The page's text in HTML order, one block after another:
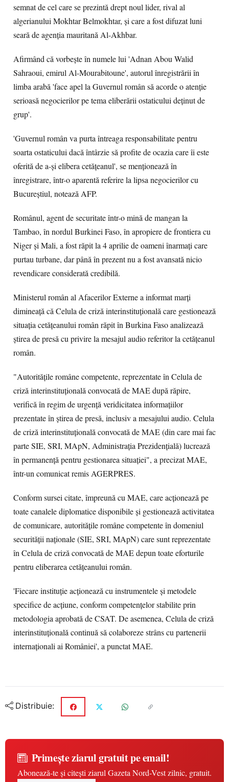
semnat de cel care se prezintă drept noul lider, rival al
algerianului Mokhtar Belmokhtar, și care a fost difuzat luni
seară de agenția mauritană Al-Akhbar.
Afirmând că vorbește în numele lui 'Adnan Abou Walid
Sahraoui, emirul Al-Mourabitoune', autorul înregistrării în
limba arabă 'face apel la Guvernul român să acorde o atenție
serioasă negocierilor pe tema eliberării ostaticului deținut de
grup'.
'Guvernul român va purta întreaga responsabilitate pentru
soarta ostaticului dacă întârzie să profite de ocazia care îi este
oferită de a-și elibera cetățeanul', se menționează în
înregistrare, într-o aparentă referire la lipsa negocierilor cu
Bucureștiul, notează AFP.
Românul, agent de securitate într-o mină de mangan la
Tambao, în nordul Burkinei Faso, în apropiere de frontiera cu
Niger și Mali, a fost răpit la 4 aprilie de oameni înarmați care
purtau turbane, dar până în prezent nu a fost avansată nicio
revendicare considerată credibilă.
Ministerul român al Afacerilor Externe a informat marți
dimineață că Celula de criză interinstituțională care gestionează
situația cetățeanului român răpit în Burkina Faso analizează
știrea de presă cu privire la mesajul audio referitor la cetățeanul
român.
"Autoritățile române competente, reprezentate în Celula de
criză interinstituțională convocată de MAE după răpire,
verifică în regim de urgență veridicitatea informațiilor
prezentate în știrea de presă, inclusiv a mesajului audio. Celula
de criză interinstituțională convocată de MAE (din care mai fac
parte SIE, SRI, MApN, Administrația Prezidențială) lucrează
în permanență pentru gestionarea situației", a precizat MAE,
într-un comunicat remis AGERPRES.
Conform sursei citate, împreună cu MAE, care acționează pe
toate canalele diplomatice disponibile și gestionează activitatea
de comunicare, autoritățile române competente în domeniul
securității naționale (SIE, SRI, MApN) care sunt reprezentate
în Celula de criză convocată de MAE depun toate eforturile
pentru eliberarea cetățeanului român.
'Fiecare instituție acționează cu instrumentele și metodele
specifice de acțiune, conform competențelor stabilite prin
metodologia aprobată de CSAT. De asemenea, Celula de criză
interinstituțională continuă să colaboreze strâns cu partenerii
internaționali ai României', a punctat MAE.
Distribuie:
Primește ziarul gratuit pe email!
Abonează-te și citești ziarul Gazeta Nord-Vest zilnic, gratuit.